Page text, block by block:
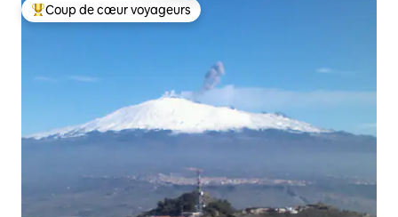
Coups de cœur voyageurs les plus appréciés
Coup de cœur voyageurs